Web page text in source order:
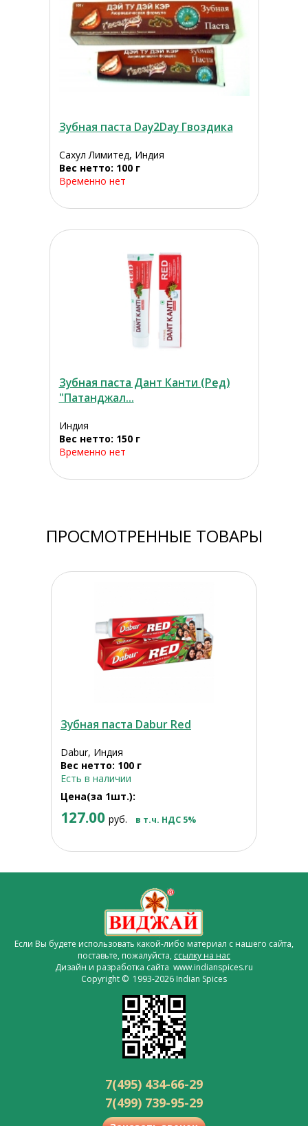
Зубная паста Day2Day Гвоздика
Сахул Лимитед, Индия
Вес нетто: 100 г
Временно нет
Зубная паста Дант Канти (Ред)
"Патанджал...
Индия
Вес нетто: 150 г
Временно нет
ПРОСМОТРЕННЫЕ ТОВАРЫ
Зубная паста Dabur Red
Dabur, Индия
Вес нетто: 100 г
Есть в наличии
Цена(за 1шт.):
127.00 руб. в т.ч. НДС 5%
Если Вы будете использовать какой-либо материал с нашего сайта,
поставьте, пожалуйста, ссылку на нас
Дизайн и разработка сайта www.indianspices.ru
Copyright © 1993-2026 Indian Spices
7(495) 434-66-29
7(499) 739-95-29